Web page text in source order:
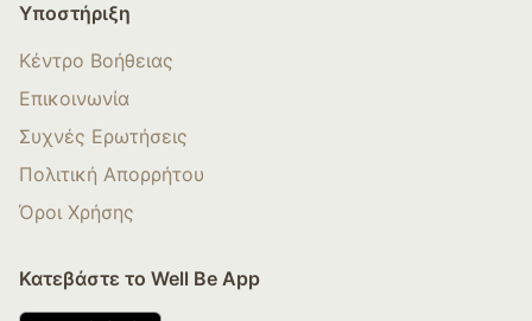
Υποστήριξη
Κέντρο Βοήθειας
Επικοινωνία
Συχνές Ερωτήσεις
Πολιτική Απορρήτου
Όροι Χρήσης
Κατεβάστε το Well Be App